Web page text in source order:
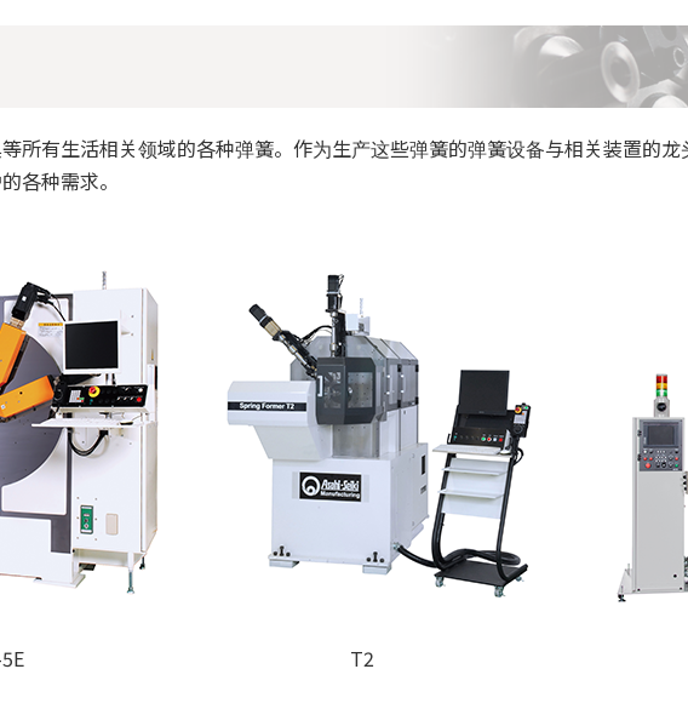
所有生活相关领域的各种弹簧。作为生产这些弹簧的弹簧设备与相关装置的
各种需求。
T2